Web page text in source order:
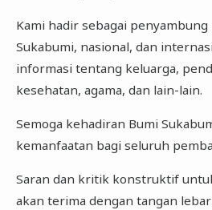
Literasi
Kami hadir sebagai
Sukabumi, nasional, dan
informasi tentang keluarga,
kesehatan, agama, dan lain-lain.
Semoga kehadiran Bumi
kemanfaatan bagi seluruh
Saran dan kritik konstruktif
akan terima dengan tangan